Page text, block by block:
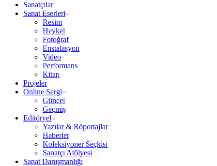
Sanatçılar
Sanat Eserleri
Resim
Heykel
Fotoğraf
Enstalasyon
Video
Performans
Kitap
Projeler
Online Sergi
Güncel
Geçmiş
Editöryel
Yazılar & Röportajlar
Haberler
Koleksiyoner Seçkisi
Sanatçı Atölyesi
Sanat Danışmanlığı